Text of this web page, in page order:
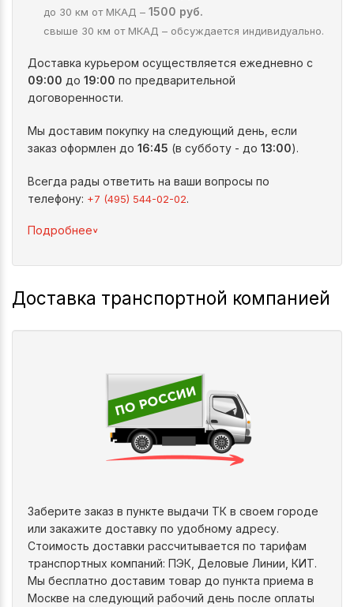
до 30 км от МКАД – 1500 руб.
свыше 30 км от МКАД – обсуждается индивидуально.
Доставка курьером осуществляется ежедневно с
09:00 до 19:00 по предварительной
договоренности.
Мы доставим покупку на следующий день, если
заказ оформлен до 16:45 (в субботу - до 13:00).
Всегда рады ответить на ваши вопросы по
телефону: +7 (495) 544-02-02.
Подробнее^
Доставка транспортной компанией
Заберите заказ в пункте выдачи ТК в своем городе
или закажите доставку по удобному адресу.
Стоимость доставки рассчитывается по тарифам
транспортных компаний: ПЭК, Деловые Линии, КИТ.
Мы бесплатно доставим товар до пункта приема в
Москве на следующий рабочий день после оплаты